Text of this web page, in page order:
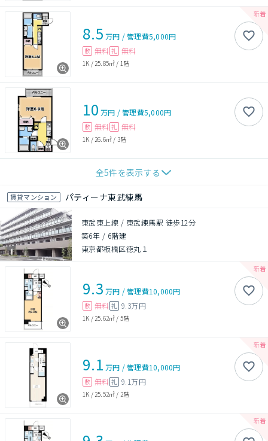
8.5 万円 /管理費5,000円
敷 無料 礼 無料
1K / 25.85㎡ / 1階
10 万円 /管理費5,000円
敷 無料 礼 無料
1K / 26.6㎡ / 3階
全5件を表示する
賃貸マンション パティーナ東武練馬
東武東上線 / 東武練馬駅 徒歩12分
築6年 / 6階建
東京都板橋区徳丸１
9.3 万円 /管理費10,000円
敷 無料 礼 9.3万円
1K / 25.62㎡ / 5階
9.1 万円 /管理費10,000円
敷 無料 礼 9.1万円
1K / 25.52㎡ / 2階